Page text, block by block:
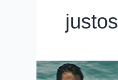
justos